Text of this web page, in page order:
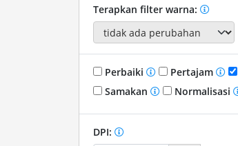
Terapkan filter warna:
Perbaiki Pertajam
Samakan
Normalisasi
DPI: